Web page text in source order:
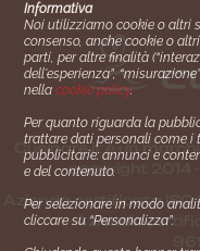
Cucinare.it è un
copyright 2014
Azienda certiﬁcata ISO
- Azienda
Informativa
Noi utilizziamo cookie o altri
consenso, anche cookie o
parti, per altre finalità
dell'esperienza”,
nellacookie policy.
Per quanto riguarda la
trattare dati personali come i
pubblicitarie: annunci e
e del contenuto.
Per selezionare in modo
cliccare su “Personalizza”.